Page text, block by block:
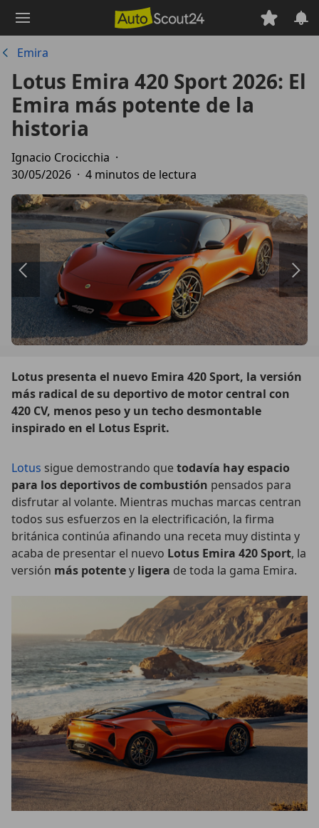
principal
Emira
Lotus Emira 420 Sport 2026: El
Emira más potente de la
historia
Ignacio Crocicchia ·
30/05/2026 · 4 minutos de lectura
Lotus presenta el nuevo Emira 420 Sport, la versión
más radical de su deportivo de motor central con
420 CV, menos peso y un techo desmontable
inspirado en el Lotus Esprit.
Lotus sigue demostrando quetodavía hay espacio
para los deportivos de combustión pensados para
disfrutar al volante. Mientras muchas marcas centran
todos sus esfuerzos en la electrificación, la firma
británica continúa afinando una receta muy distinta y
acaba de presentar el nuevo Lotus Emira 420 Sport, la
versión más potentey ligera de toda la gama Emira.